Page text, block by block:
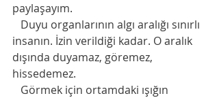
paylaşayım.
Duyu organlarının algı aralığı sınırlı
insanın. İzin verildiği kadar. O aralık
dışında duyamaz, göremez,
hissedemez.
Görmek için ortamdaki ışığın